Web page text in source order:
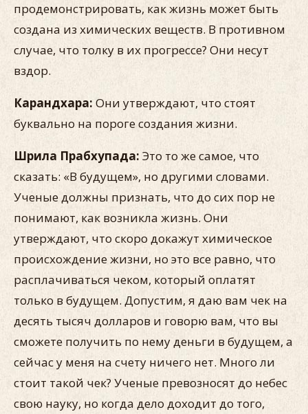
продемонстрировать, как жизнь может быть
создана из химических веществ. В противном
случае, что толку в их прогрессе? Они несут
вздор.
Карандхара: Они утверждают, что стоят
буквально на пороге создания жизни.
Шрила Прабхупада: Это то же самое, что
сказать: «В будущем», но другими словами.
Ученые должны признать, что до сих пор не
понимают, как возникла жизнь. Они
утверждают, что скоро докажут химическое
происхождение жизни, но это все равно, что
расплачиваться чеком, который оплатят
только в будущем. Допустим, я даю вам чек на
десять тысяч долларов и говорю вам, что вы
сможете получить по нему деньги в будущем, а
сейчас у меня на счету ничего нет. Много ли
стоит такой чек? Ученые превозносят до небес
свою науку, но когда дело доходит до того,